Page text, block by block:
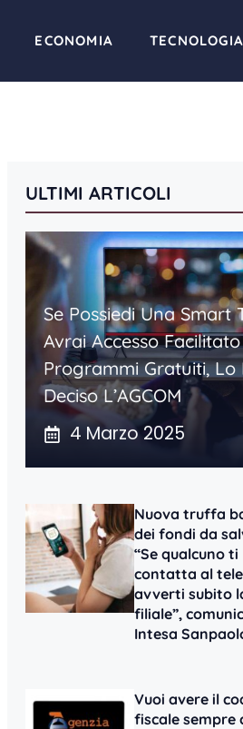
ECONOMIA TECNOLOGIA
ULTIMI ARTICOLI
Se Possiedi Una Smart
Avrai Accesso
Programmi Gratuiti, Lo
Deciso L’AGCOM
4 Marzo 2025
Nuova truffa
dei fondi da
“Se qualcuno ti
contatta al
avverti subito
filiale”,
Intesa
Vuoi avere il
fiscale sempre